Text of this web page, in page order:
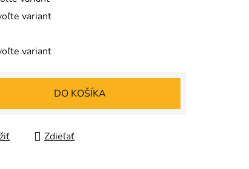
variant
variant
DO KOŠÍKA
Zdieľať